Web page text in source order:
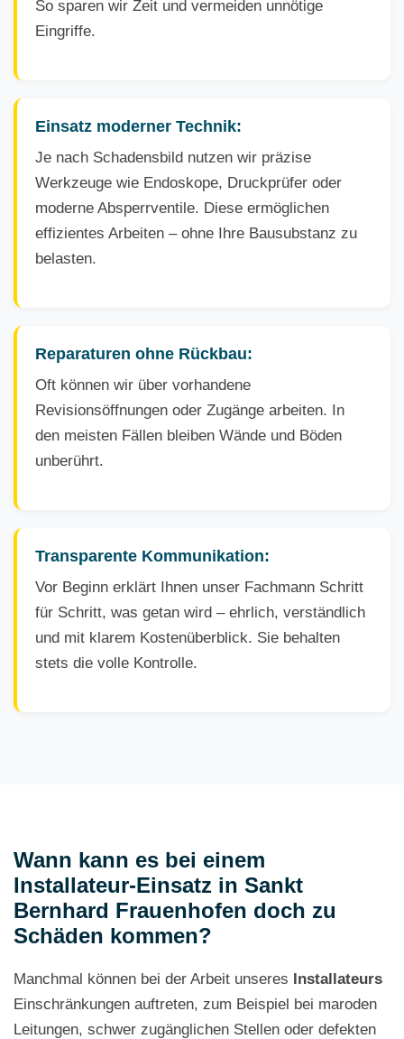
So sparen wir Zeit und vermeiden unnötige
Eingriffe.
Einsatz moderner Technik:
Je nach Schadensbild nutzen wir präzise
Werkzeuge wie Endoskope, Druckprüfer oder
moderne Absperrventile. Diese ermöglichen
effizientes Arbeiten – ohne Ihre Bausubstanz zu
belasten.
Reparaturen ohne Rückbau:
Oft können wir über vorhandene
Revisionsöffnungen oder Zugänge arbeiten. In
den meisten Fällen bleiben Wände und Böden
unberührt.
Transparente Kommunikation:
Vor Beginn erklärt Ihnen unser Fachmann Schritt
für Schritt, was getan wird – ehrlich, verständlich
und mit klarem Kostenüberblick. Sie behalten
stets die volle Kontrolle.
Wann kann es bei einem
Installateur-Einsatz in Sankt
Bernhard Frauenhofen doch zu
Schäden kommen?
Manchmal können bei der Arbeit unseres Installateurs
Einschränkungen auftreten, zum Beispiel bei maroden
Leitungen, schwer zugänglichen Stellen oder defekten